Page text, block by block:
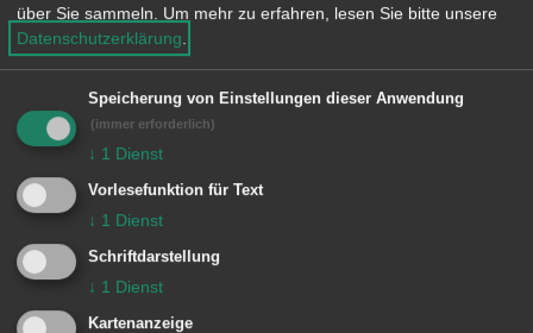
Uhr bis 18 Uhr,
Sonntag, 21. September 2008, ab 10.00
Uhr bis 17.00 Uhr
abzuholen.
© Stadt Aalen, 16.09.2008
über Sie sammeln. Um mehr zu erfahren, lesen Sie bitte unsere
Datenschutzerklärung.
Speicherung von Einstellungen dieser Anwendung
(immer erforderlich)
↓ 1 Dienst
Vorlesefunktion für Text
↓ 1 Dienst
Schriftdarstellung
↓ 1 Dienst
Kartenanzeige